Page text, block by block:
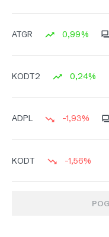
ATGR 0,99%
KODT2 0,24%
ADPL -1,93%
KODT -1,56%